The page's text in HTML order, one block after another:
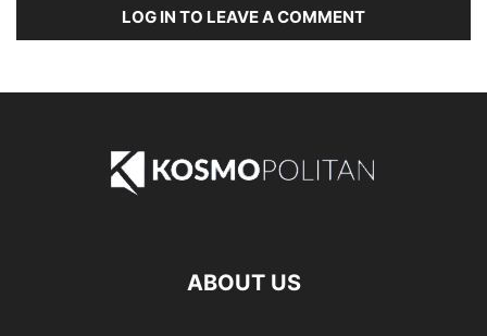
LOG IN TO LEAVE A COMMENT
ABOUT US